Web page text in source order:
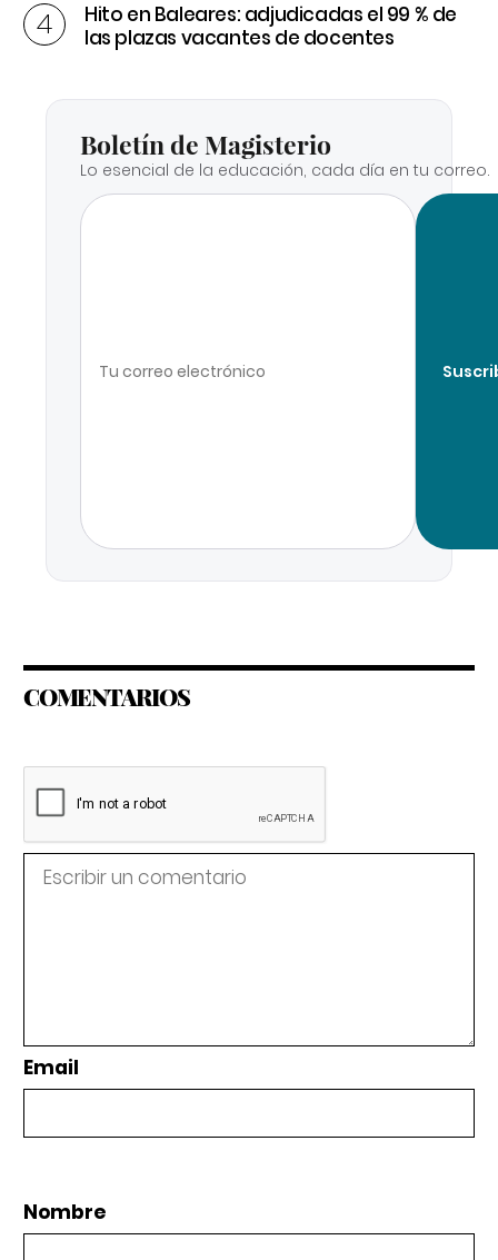
Hito en Baleares: adjudicadas el 99 % de
las plazas vacantes de docentes
Boletín de Magisterio
Lo esencial de la educación, cada día en tu correo.
COMENTARIOS
Email
Nombre